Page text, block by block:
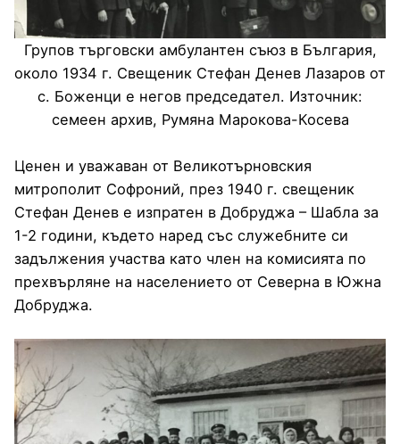
Групов търговски амбулантен съюз в България,
около 1934 г. Свещеник Стефан Денев Лазаров от
с. Боженци е негов председател. Източник:
семеен архив, Румяна Марокова-Косева
Ценен и уважаван от Великотърновския
митрополит Софроний, през 1940 г. свещеник
Стефан Денев е изпратен в Добруджа – Шабла за
1-2 години, където наред със служебните си
задължения участва като член на комисията по
прехвърляне на населението от Северна в Южна
Добруджа.